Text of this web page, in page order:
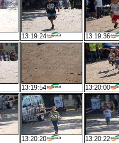
13:19:24 13:19:36
13:19:54 13:20:00
13:20:20 13:20:22